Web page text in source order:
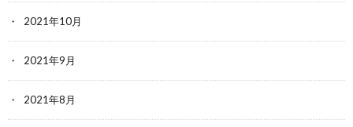
2021年10月
2021年9月
2021年8月